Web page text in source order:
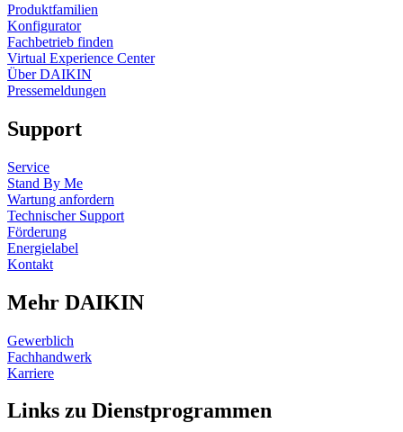
Produktfamilien
Konfigurator
Fachbetrieb finden
Virtual Experience Center
Über DAIKIN
Pressemeldungen
Support
Service
Stand By Me
Wartung anfordern
Technischer Support
Förderung
Energielabel
Kontakt
Mehr DAIKIN
Gewerblich
Fachhandwerk
Karriere
Links zu Dienstprogrammen